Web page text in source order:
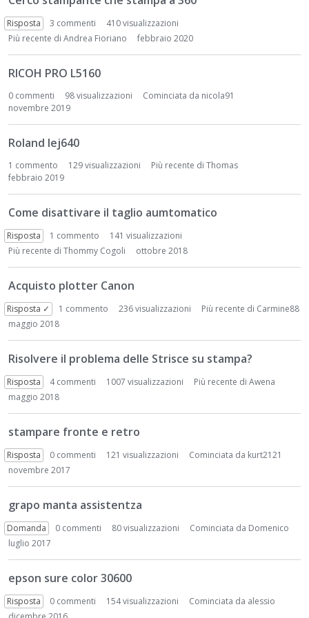
Risposta 3 commenti
410 visualizzazioni
Più recente di Andrea Fioriano febbraio 2020
RICOH PRO L5160
0 commenti 98 visualizzazioni Cominciata da nicola91
novembre 2019
Roland lej640
1 commento 129 visualizzazioni Più recente di Thomas
febbraio 2019
Come disattivare il taglio aumtomatico
Risposta 1 commento
141 visualizzazioni
Più recente di Thommy Cogoli ottobre 2018
Acquisto plotter Canon
Risposta ✓ 1 commento 236 visualizzazioni Più recente di Carmine88
maggio 2018
Risolvere il problema delle Strisce su stampa?
Risposta 4commenti 1007 visualizzazioni Più recente di Awena
maggio 2018
stampare fronte e retro
Risposta 0 commenti 121 visualizzazioni Cominciata da kurt2121
novembre 2017
grapo manta assistentza
Domanda 0 commenti 80 visualizzazioni Cominciata da Domenico
luglio 2017
epson sure color 30600
Risposta 0 commenti 154 visualizzazioni Cominciata da alessio